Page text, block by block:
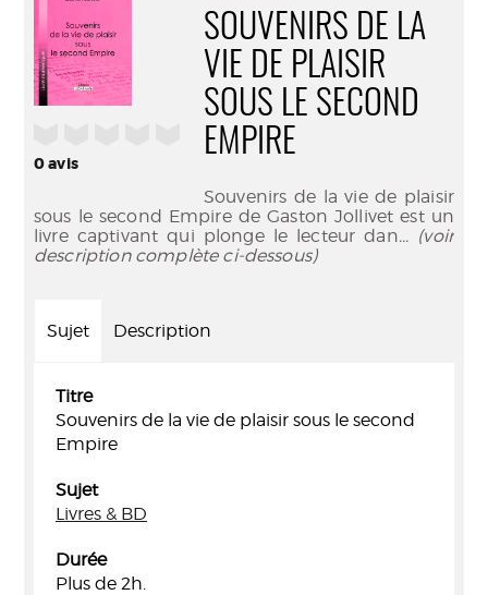
0avis
SOUVENIRS DE LA
VIE DE PLAISIR
SOUS LE SECOND
EMPIRE
Souvenirs de la vie de plaisir
sous le second Empire de Gaston Jollivet est un
livre captivant qui plonge le lecteur dan... (voir
description complète ci-dessous)
Sujet Description
Titre
Souvenirs de la vie de plaisir sous le second
Empire
Sujet
Livres & BD
Durée
Plus de 2h.